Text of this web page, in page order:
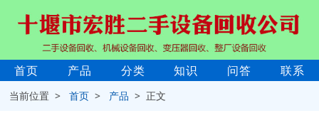
首页 产品 分类 知识 问答 联系
当前位置 >首页 > 产品 > 正文